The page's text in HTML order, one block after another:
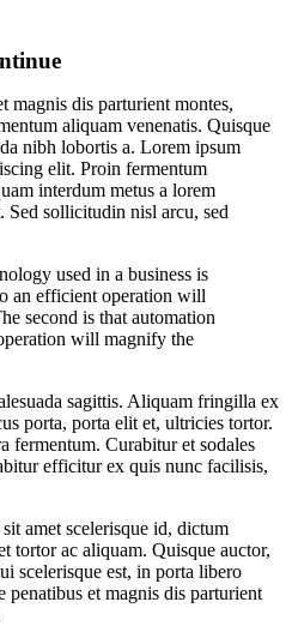
magnis dis parturient montes,
aliquam venenatis. Quisque
nibh lobortis a. Lorem ipsum
elit. Proin fermentum
interdum metus a lorem
Sed sollicitudin nisl arcu, sed
used in a business is
an efficient operation will
second is that automation
will magnify the
sagittis. Aliquam fringilla ex
porta, porta elit et, ultricies tortor.
fermentum. Curabitur et sodales
efficitur ex quis nunc facilisis,
amet scelerisque id, dictum
tortor ac aliquam. Quisque auctor,
scelerisque est, in porta libero
penatibus et magnis dis parturient